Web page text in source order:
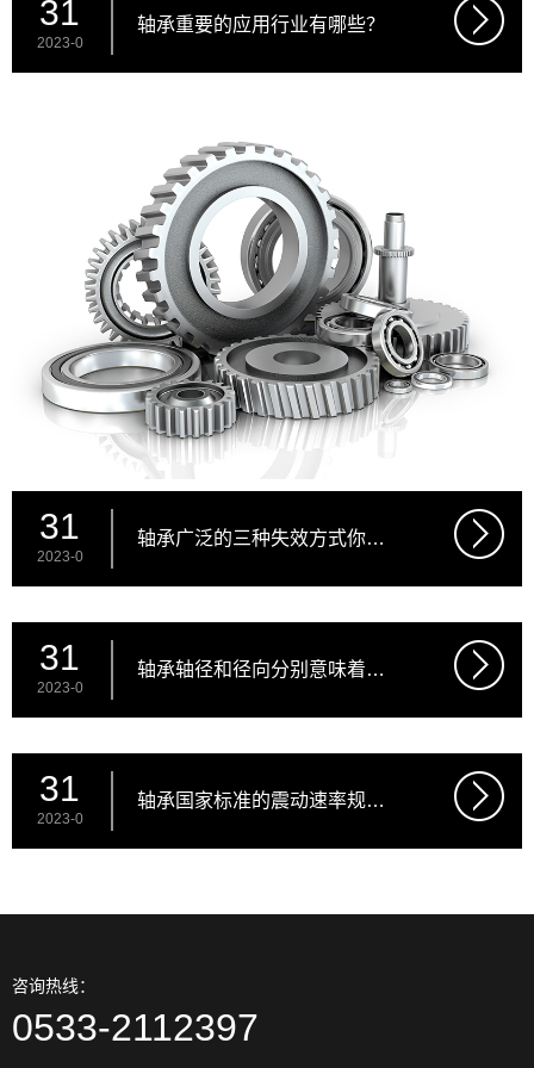
31
2023-0
轴承重要的应用行业有哪些？
31
2023-0
轴承广泛的三种失效方式你清
31
2023-0
轴承轴径和径向分别意味着啥
31
2023-0
轴承国家标准的震动速率规范
咨询热线：
0533-2112397